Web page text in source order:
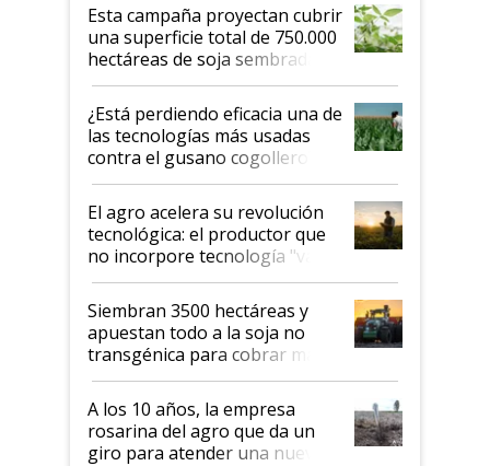
Esta campaña proyectan cubrir
una superficie total de 750.000
hectáreas de soja sembradas
con una nueva generación de
variedades que marcan un
salto tecnológico en genética y
rendimiento
¿Está perdiendo eficacia una de
las tecnologías más usadas
contra el gusano cogollero? El
desafío de una tecnología clave
El agro acelera su revolución
tecnológica: el productor que
no incorpore tecnología "va a
perder el tren"
Siembran 3500 hectáreas y
apuestan todo a la soja no
transgénica para cobrar más
por tonelada: compraron un
semillero
A los 10 años, la empresa
rosarina del agro que da un
giro para atender una nueva